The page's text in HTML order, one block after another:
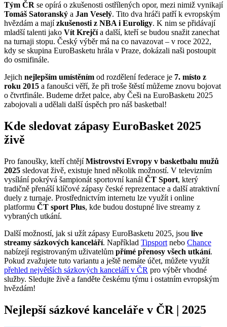
Tým ČR se opírá o zkušenosti ostřílených opor, mezi nimiž vynikají
Tomáš Satoranský a Jan Veselý. Tito dva hráči patří k evropským
hvězdám a majízkušenosti z NBA i Euroligy. K nim se přidávají
mladší talenti jako Vít Krejčía další, kteří se budou snažit zanechat
na turnaji stopu. Český výběr má na co navazovat – v roce 2022,
kdy se skupina EuroBasketu hrála v Praze, dokázali naši postoupit
do osmifinále.
Jejich nejlepším umístěním od rozdělení federace je 7. místo z
roku 2015 a fanoušci věří, že při troše štěstí můžeme znovu bojovat
o čtvrtfinále. Budeme držet palce, aby Češi na EuroBasketu 2025
zabojovali a udělali další úspěch pro náš basketbal!
Kde sledovat zápasy EuroBasket 2025
živě
Pro fanoušky, kteří chtějíMistrovství Evropy v basketbalu mužů
2025 sledovat živě, existuje hned několik možností. V televizním
vysílání pokrývá šampionát sportovní kanál ČT Sport, který
tradičně přenáší klíčové zápasy české reprezentace a další atraktivní
duely z turnaje. Prostřednictvím internetu lze využít i online
platformu ČT sport Plus, kde budou dostupné live streamy z
vybraných utkání.
Další možností, jak si užít zápasy EuroBasketu 2025, jsou live
streamy sázkových kanceláří. Například Tipsport nebo Chance
nabízejí registrovaným uživatelům přímé přenosy všech utkání.
Pokud zvažujete tuto variantu a ještě nemáte účet, můžete využít
přehled největších sázkových kanceláří v ČR pro výběr vhodné
služby. Sledujte živě a fanděte českému týmu i ostatním evropským
hvězdám!
Nejlepší sázkové kanceláře v ČR | 2025